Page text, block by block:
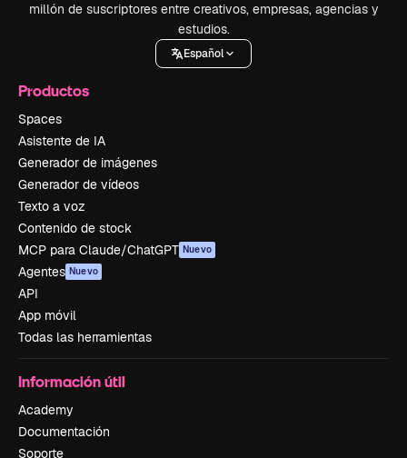
millón de suscriptores entre creativos, empresas, agencias y
estudios.
Español
Productos
Spaces
Asistente de IA
Generador de imágenes
Generador de vídeos
Texto a voz
Contenido de stock
MCP para Claude/ChatGPT Nuevo
Agentes Nuevo
API
App móvil
Todas las herramientas
Información útil
Academy
Documentación
Soporte